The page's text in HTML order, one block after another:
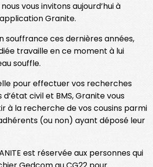
vous invitons aujourd’hui à
Granite.
souffrance ces dernières années,
travaille en ce moment à lui
souffle.
pour effectuer vos recherches
civil et BMS, Granite vous
à la recherche de vos cousins parmi
(ou non) ayant déposé leur
est réservée aux personnes qui